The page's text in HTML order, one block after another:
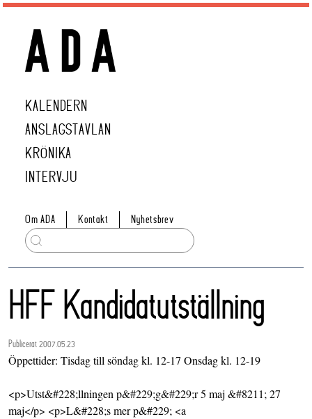
KALENDERN
ANSLAGSTAVLAN
KRÖNIKA
INTERVJU
Om ADA Kontakt Nyhetsbrev
HFF Kandidatutställning
Publicerat 2007.05.23
Öppettider: Tisdag till söndag kl. 12-17 Onsdag kl. 12-19
<p>Utst&#228;llningen p&#229;g&#229;r 5 maj &#8211; 27
maj</p> <p>L&#228;s mer p&#229; <a